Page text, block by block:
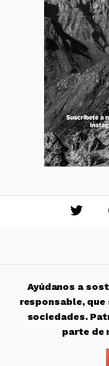
Ayúdanos a
responsable,
sociedades.
parte de